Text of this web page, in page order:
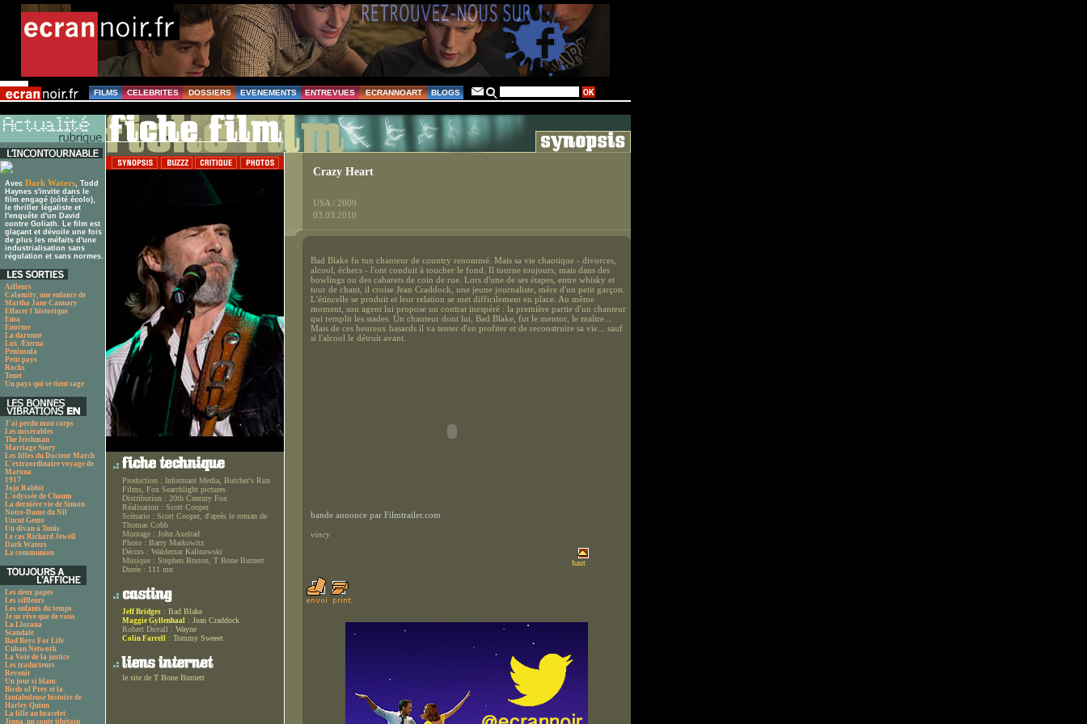
FILMS CELEBRITES DOSSIERS EVENEMENTS ENTREVUES ECRANNOART BLOGS
Avec Dark Waters, Todd
Haynes s'invite dans le
film engagé (côté écolo),
le thriller légaliste et
l'enquête d'un David
contre Goliath. Le film est
glaçant et dévoile une fois
de plus les méfaits d'une
industrialisation sans
régulation et sans normes.
Ailleurs
Calamity, une enfance de
Martha Jane Cannary
Effacer l'historique
Ema
Enorme
La daronne
Lux Æterna
Peninsula
Petit pays
Rocks
Tenet
Un pays qui se tient sage
J'ai perdu mon corps
Les misérables
The Irishman
Marriage Story
Les filles du Docteur March
L'extraordinaire voyage de
Marona
1917
Jojo Rabbit
L'odyssée de Choum
La dernière vie de Simon
Notre-Dame du Nil
Uncut Gems
Un divan à Tunis
Le cas Richard Jewell
Dark Waters
La communion
Les deux papes
Les siffleurs
Les enfants du temps
Je ne rêve que de vous
La Llorana
Scandale
Bad Boys For Life
Cuban Network
La Voie de la justice
Les traducteurs
Revenir
Un jour si blanc
Birds of Prey et la
fantabuleuse histoire de
Harley Quinn
La fille au bracelet
Jinpa, un conte tibétain
Production : Informant Media, Butcher's Run
Films, Fox Searchlight pictures
Distribution : 20th Century Fox
Réalisation : Scott Cooper
Scénario : Scott Cooper, d'après le roman de
Thomas Cobb
Montage : John Axelrad
Photo : Barry Markowitz
Décors : Waldemar Kalinowski
Musique : Stephen Bruton, T Bone Burnett
Durée : 111 mn
Jeff Bridges : Bad Blake
Maggie Gyllenhaal : Jean Craddock
Robert Duvall : Wayne
Colin Farrell : Tommy Sweeet
le site de T Bone Burnett
Crazy Heart
USA / 2009
03.03.2010
Bad Blake fu tun chanteur de country renommé. Mais sa vie chaotique - divorces,
alcool, échecs - l'ont conduit à toucher le fond. Il tourne toujours, mais dans des
bowlings ou des cabarets de coin de rue. Lors d'une de ses étapes, entre whisky et
tour de chant, il croise Jean Craddock, une jeune journaliste, mère d'un petit garçon.
L'étincelle se produit et leur relation se met difficilement en place. Au même
moment, son agent lui propose un contrat inespéré : la première partie d'un chanteur
qui remplit les stades. Un chanteur dont lui, Bad Blake, fut le mentor, le maître...
Mais de ces heureux hasards il va tenter d'en profiter et de reconstruire sa vie... sauf
si l'alcool le détruit avant.
bande annonce par Filmtrailer.com
vincy
haut